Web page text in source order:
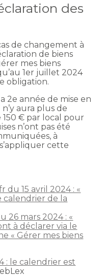
des
de changement à
de biens
mes biens
1er juillet 2024
obligation.
2e année de mise en
aura plus de
150 € par local pour
n’ont pas été
à
cette
du 15 avril 2024 : «
calendrier de la
26 mars 2024 : «
à déclarer via le
« Gérer mes biens
: le calendrier est